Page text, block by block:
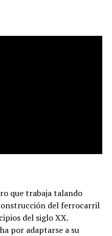
que trabaja talando
del ferrocarril
del siglo XX.
por adaptarse a su